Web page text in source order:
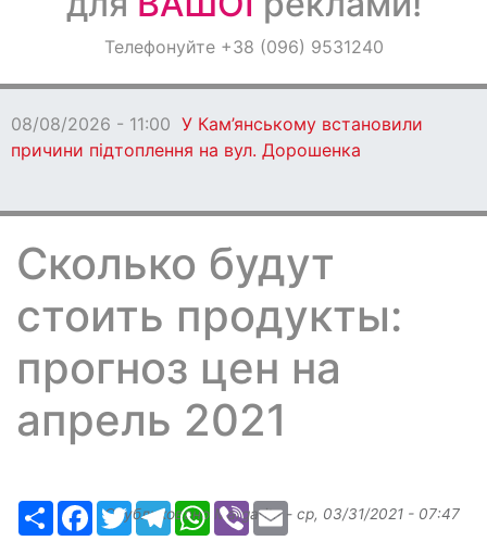
ОголошенняТелефонуйте +38 (096) 9531240
08/08/2026 - 11:00
У Кам’янському встановили
причини підтоплення на вул. Дорошенка
Сколько будут
стоить продукты:
прогноз цен на
апрель 2021
РесурсFacebook
TwitterTelegramWhatsApp
ViberEmail
Опубликовано Margarita- ср, 03/31/2021 - 07:47